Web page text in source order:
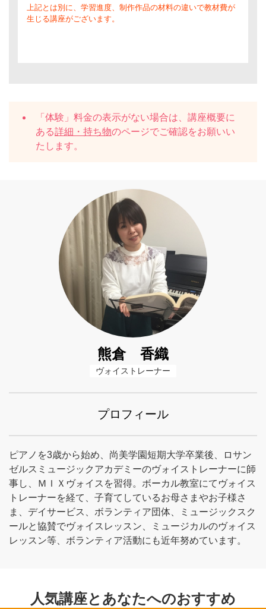
上記とは別に、学習進度、制作作品の材料の違いで教材費が
生じる講座がございます。
「体験」料金の表示がない場合は、講座概要に
ある詳細・持ち物のページでご確認をお願いい
たします。
熊倉 香織
ヴォイストレーナー
プロフィール
ピアノを3歳から始め、尚美学園短期大学卒業後、ロサン
ゼルスミュージックアカデミーのヴォイストレーナーに師
事し、ＭＩＸヴォイスを習得。ボーカル教室にてヴォイス
トレーナーを経て、子育てしているお母さまやお子様さ
ま、デイサービス、ボランティア団体、ミュージックスク
ールと協賛でヴォイスレッスン、ミュージカルのヴォイス
レッスン等、ボランティア活動にも近年努めています。